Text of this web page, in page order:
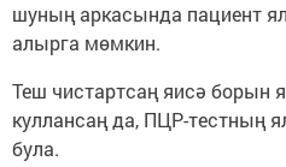
шуның аркасында пациент
алырга мөмкин.
Теш чистартсаң яисә борын
куллансаң да, ПЦР-тестның
була.